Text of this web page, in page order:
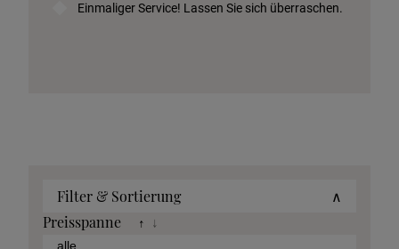
Einmaliger Service! Lassen Sie sich überraschen.
Filter & Sortierung
∧
Preisspanne
↑ ↓